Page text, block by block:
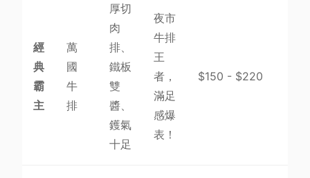
經
典
霸
主
萬
國
牛
排
厚切
肉
排、
鐵板
雙
醬、
鑊氣
十足
夜市
牛排
王
者，
滿足
感爆
表！
$150 - $220